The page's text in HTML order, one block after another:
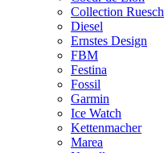
Collection Ruesch
Diesel
Ernstes Design
FBM
Festina
Fossil
Garmin
Ice Watch
Kettenmacher
Marea